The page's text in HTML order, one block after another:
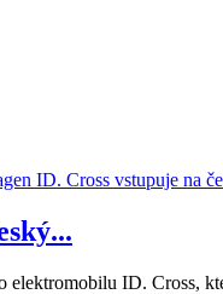
ID. Cross,